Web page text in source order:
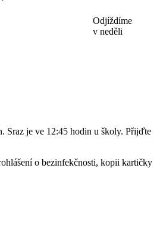
Odjíždíme
v neděli
Sraz je ve 12:45 hodin u školy. Přijďte
o bezinfekčnosti, kopii kartičky